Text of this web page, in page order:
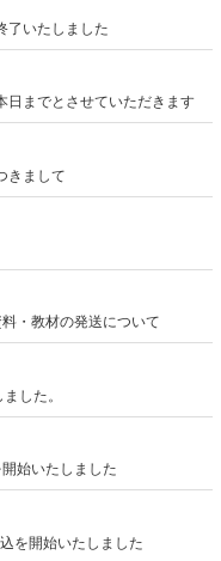
了いたしました
日までとさせていただきます
きまして
・教材の発送について
した。
始いたしました
を開始いたしました